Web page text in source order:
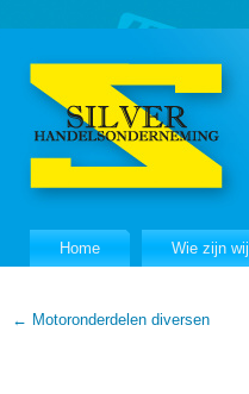
Home Wie zijn wij
← Motoronderdelen diversen